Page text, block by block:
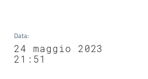
Data:
24 maggio 2023
21:51